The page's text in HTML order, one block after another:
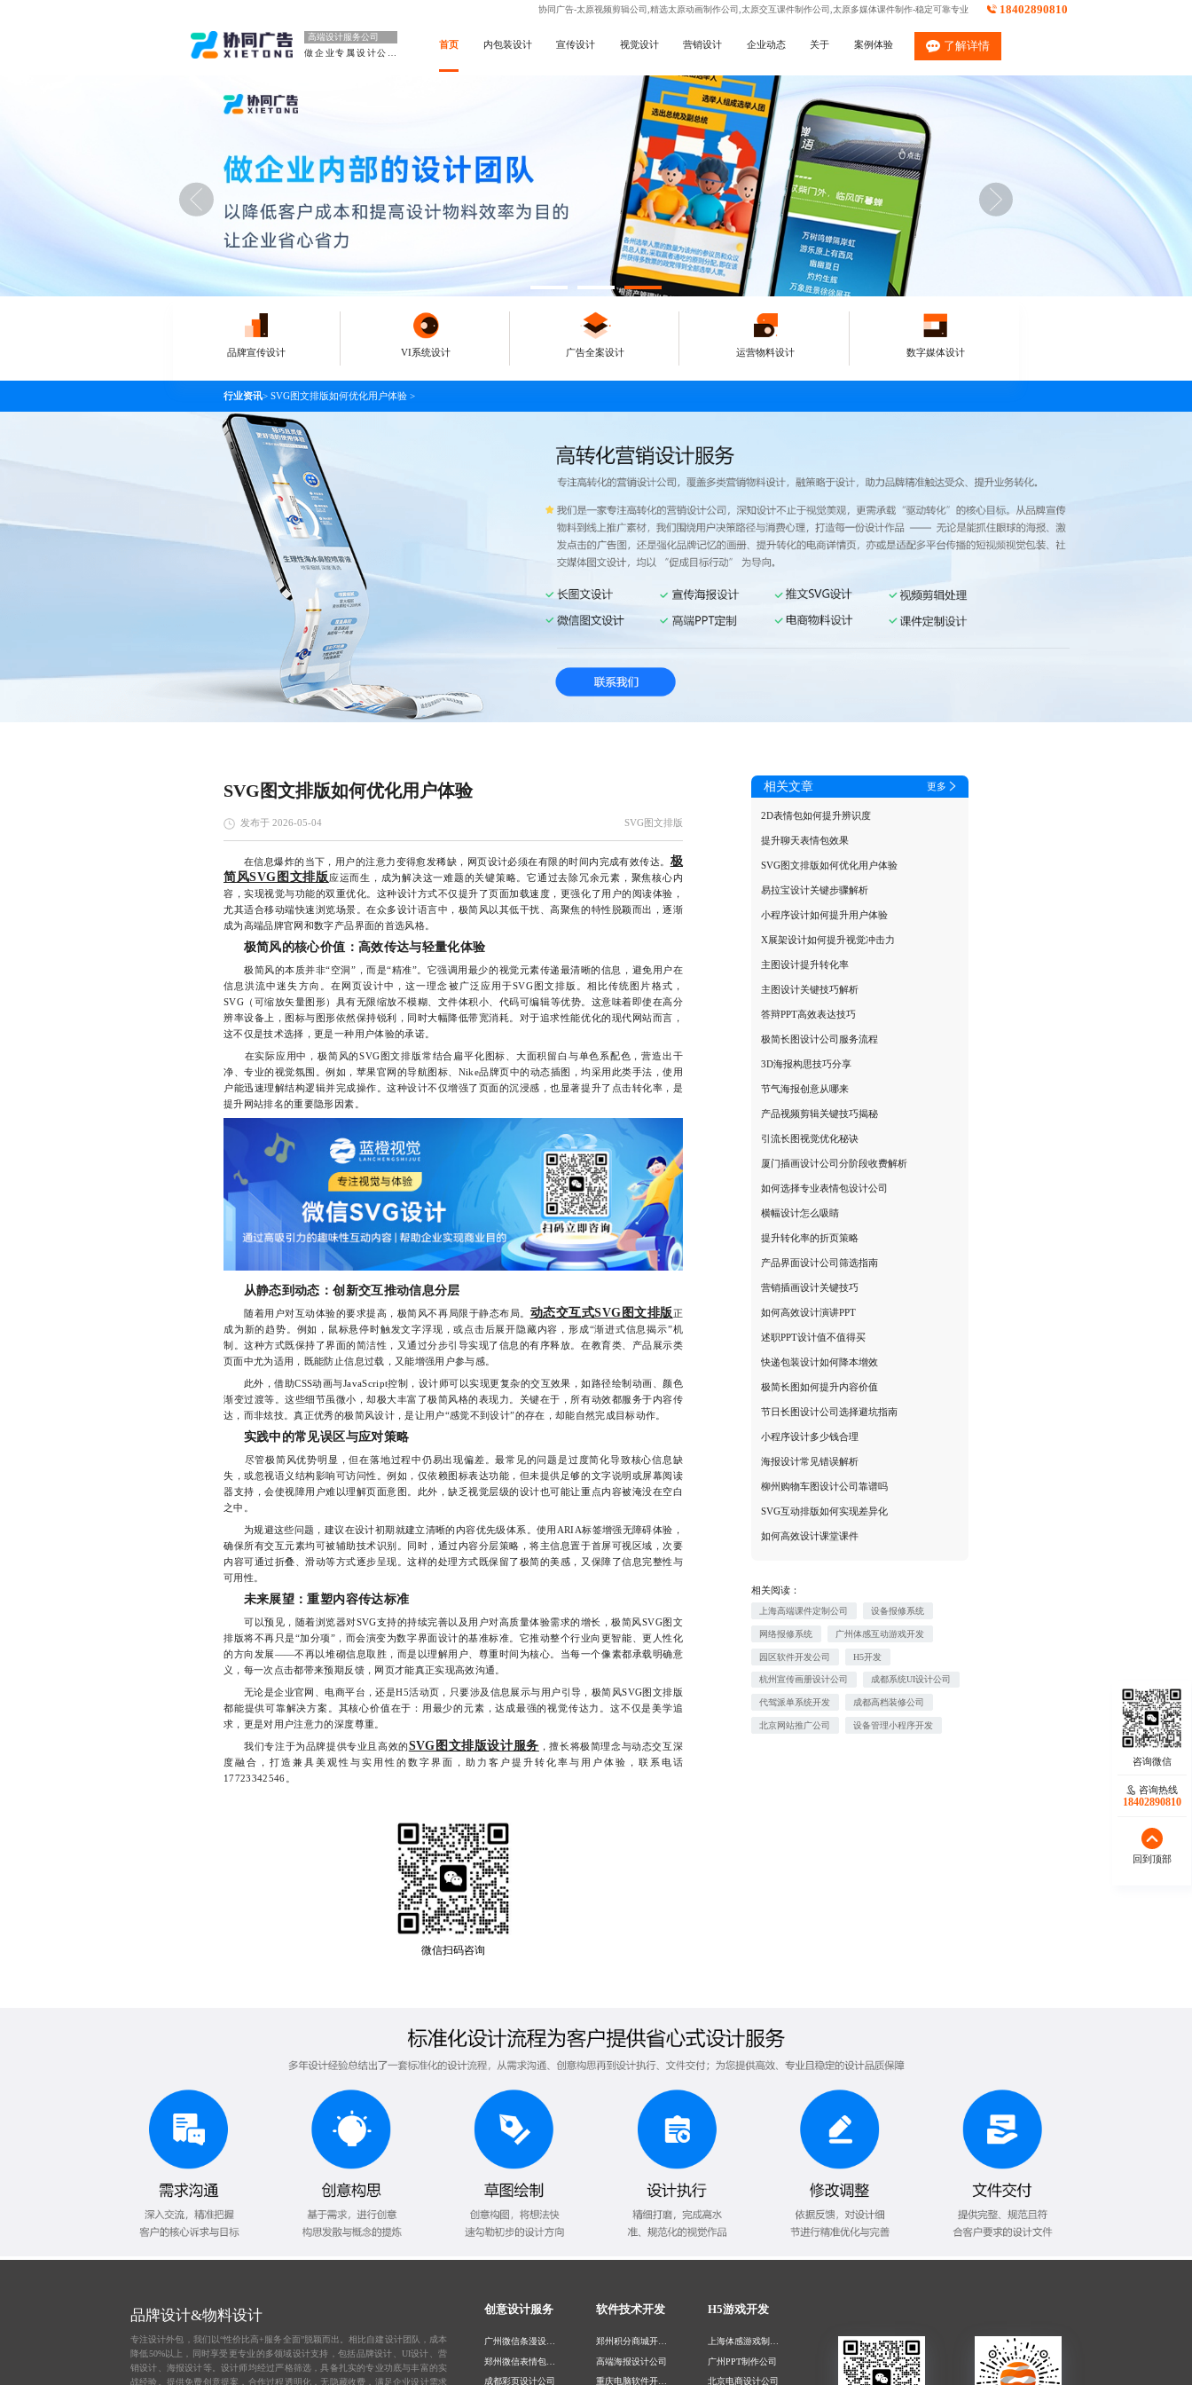
协同广告-太原视频剪辑公司,精选太原动画制作公司,太原交互课件制作公司,太原多媒体课件制作-稳定可靠专业 18402890810
高端设计服务公司
首页 内包装设计 宣传设计 视觉设计 营销设计 企业动态 关于 案例体验 了解详情
品牌宣传设计 VI系统设计 广告全案设计 运营物料设计 数字媒体设计
行业资讯> SVG图文排版如何优化用户体验 >
SVG图文排版如何优化用户体验
发布于 2026-05-04 SVG图文排版
在信息爆炸的当下，用户的注意力变得愈发稀缺，网页设计必须在有限的时间内完成有效传达。 极
简风SVG图文排版 应运而生，成为解决这一难题的关键策略。它通过去除冗余元素，聚焦核心内
容，实现视觉与功能的双重优化。这种设计方式不仅提升了页面加载速度，更强化了用户的阅读体验，
尤其适合移动端快速浏览场景。在众多设计语言中，极简风以其低干扰、高聚焦的特性脱颖而出，逐渐
成为高端品牌官网和数字产品界面的首选风格。
极简风的核心价值：高效传达与轻量化体验
极简风的本质并非“空洞”，而是“精准”。它强调用最少的视觉元素传递最清晰的信息，避免用户在
信息洪流中迷失方向。在网页设计中，这一理念被广泛应用于SVG图文排版。相比传统图片格式，
SVG（可缩放矢量图形）具有无限缩放不模糊、文件体积小、代码可编辑等优势。这意味着即使在高分
辨率设备上，图标与图形依然保持锐利，同时大幅降低带宽消耗。对于追求性能优化的现代网站而言，
这不仅是技术选择，更是一种用户体验的承诺。
在实际应用中，极简风的SVG图文排版常结合扁平化图标、大面积留白与单色系配色，营造出干
净、专业的视觉氛围。例如，苹果官网的导航图标、Nike品牌页中的动态插图，均采用此类手法，使用
户能迅速理解结构逻辑并完成操作。这种设计不仅增强了页面的沉浸感，也显著提升了点击转化率，是
提升网站排名的重要隐形因素。
从静态到动态：创新交互推动信息分层
随着用户对互动体验的要求提高，极简风不再局限于静态布局。 动态交互式SVG图文排版 正
成为新的趋势。例如，鼠标悬停时触发文字浮现，或点击后展开隐藏内容，形成“渐进式信息揭示”机
制。这种方式既保持了界面的简洁性，又通过分步引导实现了信息的有序释放。在教育类、产品展示类
页面中尤为适用，既能防止信息过载，又能增强用户参与感。
此外，借助CSS动画与JavaScript控制，设计师可以实现更复杂的交互效果，如路径绘制动画、颜色
渐变过渡等。这些细节虽微小，却极大丰富了极简风格的表现力。关键在于，所有动效都服务于内容传
达，而非炫技。真正优秀的极简风设计，是让用户“感觉不到设计”的存在，却能自然完成目标动作。
实践中的常见误区与应对策略
尽管极简风优势明显，但在落地过程中仍易出现偏差。最常见的问题是过度简化导致核心信息缺
失，或忽视语义结构影响可访问性。例如，仅依赖图标表达功能，但未提供足够的文字说明或屏幕阅读
器支持，会使视障用户难以理解页面意图。此外，缺乏视觉层级的设计也可能让重点内容被淹没在空白
之中。
为规避这些问题，建议在设计初期就建立清晰的内容优先级体系。使用ARIA标签增强无障碍体验，
确保所有交互元素均可被辅助技术识别。同时，通过内容分层策略，将主信息置于首屏可视区域，次要
内容可通过折叠、滑动等方式逐步呈现。这样的处理方式既保留了极简的美感，又保障了信息完整性与
可用性。
未来展望：重塑内容传达标准
可以预见，随着浏览器对SVG支持的持续完善以及用户对高质量体验需求的增长，极简风SVG图文
排版将不再只是“加分项”，而会演变为数字界面设计的基准标准。它推动整个行业向更智能、更人性化
的方向发展——不再以堆砌信息取胜，而是以理解用户、尊重时间为核心。当每一个像素都承载明确意
义，每一次点击都带来预期反馈，网页才能真正实现高效沟通。
无论是企业官网、电商平台，还是H5活动页，只要涉及信息展示与用户引导，极简风SVG图文排版
都能提供可靠解决方案。其核心价值在于：用最少的元素，达成最强的视觉传达力。这不仅是美学追
求，更是对用户注意力的深度尊重。
我们专注于为品牌提供专业且高效的SVG图文排版设计服务 ，擅长将极简理念与动态交互深
度融合，打造兼具美观性与实用性的数字界面，助力客户提升转化率与用户体验，联系电话
17723342546。
微信扫码咨询
相关文章 更多
2D表情包如何提升辨识度
提升聊天表情包效果
SVG图文排版如何优化用户体验
易拉宝设计关键步骤解析
小程序设计如何提升用户体验
X展架设计如何提升视觉冲击力
主图设计提升转化率
主图设计关键技巧解析
答辩PPT高效表达技巧
极简长图设计公司服务流程
3D海报构思技巧分享
节气海报创意从哪来
产品视频剪辑关键技巧揭秘
引流长图视觉优化秘诀
厦门插画设计公司分阶段收费解析
如何选择专业表情包设计公司
横幅设计怎么吸睛
提升转化率的折页策略
产品界面设计公司筛选指南
营销插画设计关键技巧
如何高效设计演讲PPT
述职PPT设计值不值得买
快递包装设计如何降本增效
极简长图如何提升内容价值
节日长图设计公司选择避坑指南
小程序设计多少钱合理
海报设计常见错误解析
柳州购物车图设计公司靠谱吗
SVG互动排版如何实现差异化
如何高效设计课堂课件
相关阅读：
上海高端课件定制公司 设备报修系统
网络报修系统 广州体感互动游戏开发
园区软件开发公司 H5开发
杭州宣传画册设计公司 成都系统UI设计公司
代驾派单系统开发 成都高档装修公司
北京网站推广公司 设备管理小程序开发
咨询热线
18402890810
回到顶部
品牌设计&物料设计
专注设计外包，我们以“性价比高+服务全面”脱颖而出。相比自建设计团队，成本
降低50%以上，同时享受更专业的多领域设计支持，包括品牌设计、UI设计、营
销设计、海报设计等。设计师均经过严格筛选，具备扎实的专业功底与丰富的实
战经验。提供免费创意提案，合作过程透明化，无隐藏收费，满足企业设计需求
创意设计服务
广州微信条漫设计公司
成都彩页设计公司
软件技术开发
郑州积分商城开发公司
高端海报设计公司
重庆电脑软件开发公司
H5游戏开发
上海体感游戏制作公司
广州PPT制作公司
北京电商设计公司